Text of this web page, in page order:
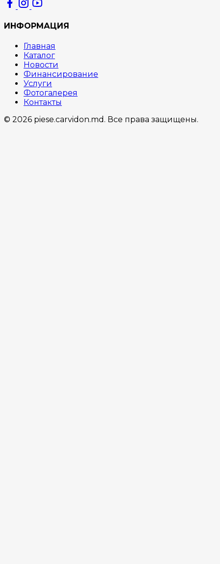
ИНФОРМАЦИЯ
Главная
Каталог
Новости
Финансирование
Услуги
Фотогалерея
Контакты
© 2026 piese.carvidon.md. Все права защищены.